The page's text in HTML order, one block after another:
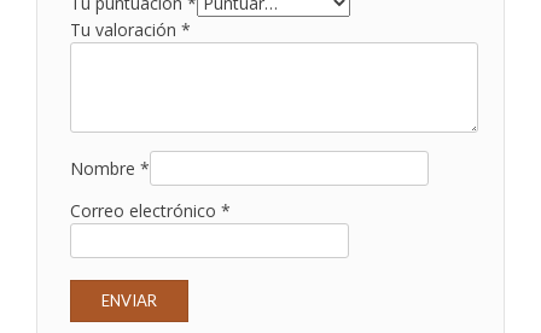
Tu valoración*
Nombre*
Correo electrónico*